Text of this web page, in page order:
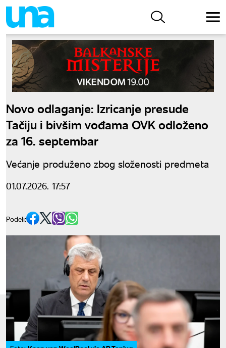
Novo odlaganje: Izricanje presude
Tačiju i bivšim vođama OVK odloženo
za 16. septembar
Većanje produženo zbog složenosti predmeta
01.07.2026. 17:57
Podeli: